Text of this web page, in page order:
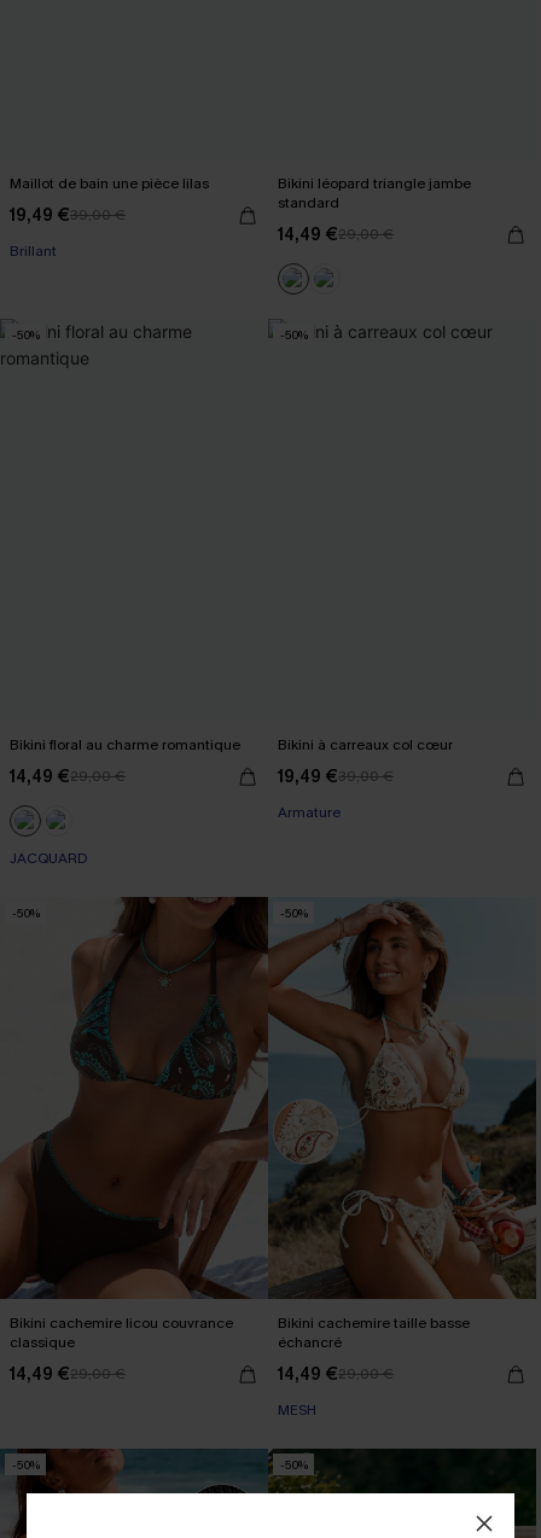
Maillot de bain une pièce lilas
19,49 €39,00 €
Brillant
Bikini léopard triangle jambe
standard
14,49 €29,00 €
-50%
Bikini floral au charme romantique
14,49 €29,00 €
JACQUARD
-50%
Bikini à carreaux col cœur
19,49 €39,00 €
Armature
-50%
Bikini cachemire licou couvrance
classique
14,49 €29,00 €
-50%
Bikini cachemire taille basse
échancré
14,49 €29,00 €
MESH
-50% -50%